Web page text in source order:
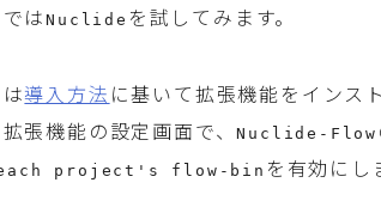
はNuclide を試してみます。
導入方法 に基いて拡張機能をインス
張機能の設定画面で、Nuclide-Flow
project's flow-bin を有効にし